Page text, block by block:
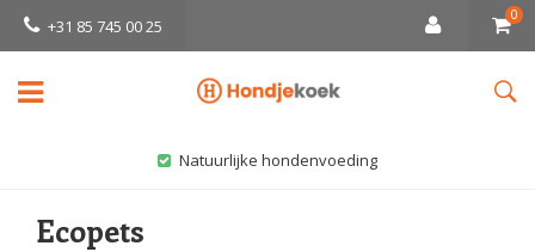
+31 85 745 00 25
0
Natuurlijke hondenvoeding
Ecopets